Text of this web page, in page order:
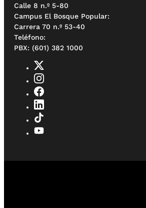
Calle 8 n.º 5-80
Campus El Bosque Popular:
Carrera 70 n.º 53-40
Teléfono:
PBX: (601) 382 1000